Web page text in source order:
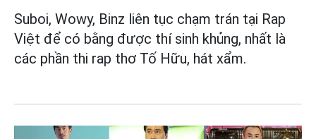
Suboi, Wowy, Binz liên tục chạm trán tại Rap
Việt để có bằng được thí sinh khủng, nhất là
các phần thi rap thơ Tố Hữu, hát xẩm.